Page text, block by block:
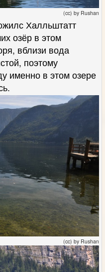
(cc) by Rushan
Халльштатт
озёр в этом
вблизи вода
поэтому
именно в этом озере
(cc) by Rushan